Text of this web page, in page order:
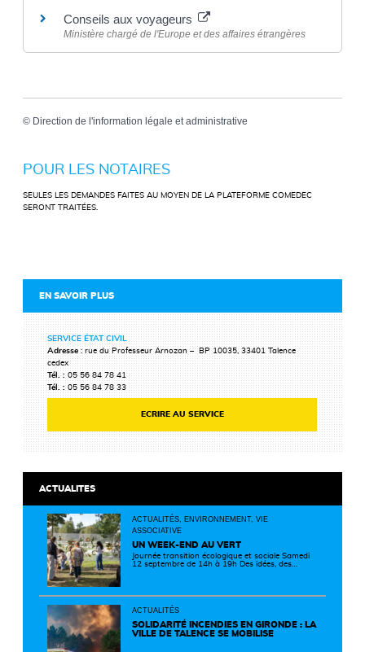
Conseils aux voyageurs
Ministère chargé de l'Europe et des affaires étrangères
© Direction de l'information légale et administrative
POUR LES NOTAIRES
SEULES LES DEMANDES FAITES AU MOYEN DE LA PLATEFORME COMEDEC
SERONT TRAITÉES.
EN SAVOIR PLUS
SERVICE ÉTAT CIVIL
Adresse : rue du Professeur Arnozan – BP 10035, 33401 Talence
cedex
Tél. :05 56 84 78 41
Tél. :05 56 84 78 33
ECRIRE AU SERVICE
ACTUALITES
ACTUALITÉS, ENVIRONNEMENT, VIE
ASSOCIATIVE
UN WEEK-END AU VERT
Journée transition écologique et sociale Samedi
12 septembre de 14h à 19h Des idées, des
un territoire plus durable et solidaire.
ACTUALITÉS
SOLIDARITÉ INCENDIES EN GIRONDE : LA
VILLE DE TALENCE SE MOBILISE